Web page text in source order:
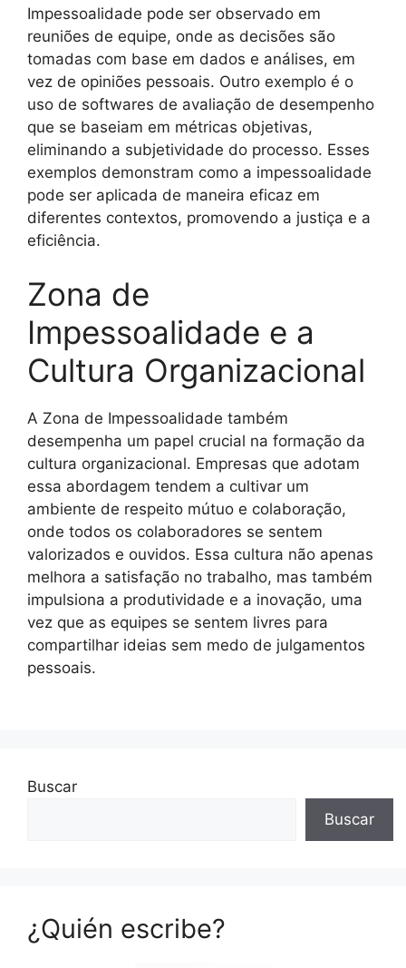
Impessoalidade pode ser observado em
reuniões de equipe, onde as decisões são
tomadas com base em dados e análises, em
vez de opiniões pessoais. Outro exemplo é o
uso de softwares de avaliação de desempenho
que se baseiam em métricas objetivas,
eliminando a subjetividade do processo. Esses
exemplos demonstram como a impessoalidade
pode ser aplicada de maneira eficaz em
diferentes contextos, promovendo a justiça e a
eficiência.
Zona de
Impessoalidade e a
Cultura Organizacional
A Zona de Impessoalidade também
desempenha um papel crucial na formação da
cultura organizacional. Empresas que adotam
essa abordagem tendem a cultivar um
ambiente de respeito mútuo e colaboração,
onde todos os colaboradores se sentem
valorizados e ouvidos. Essa cultura não apenas
melhora a satisfação no trabalho, mas também
impulsiona a produtividade e a inovação, uma
vez que as equipes se sentem livres para
compartilhar ideias sem medo de julgamentos
pessoais.
Buscar
Buscar
¿Quién escribe?